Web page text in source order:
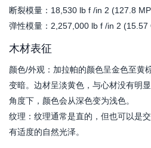
断裂模量：18,530 lb f /in 2 (127.8
弹性模量：2,257,000 lb f /in 2 (15.57
木材表征
颜色/外观：加拉帕的颜色呈金色至黄
变暗。边材呈淡黄色，与心材没有明
角度下，颜色会从深色变为浅色。
纹理：纹理通常是直的，但也可以是
有适度的自然光泽。